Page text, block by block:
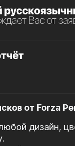
от Forza
дизайн,